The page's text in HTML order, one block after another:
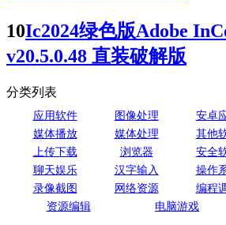
10Ic2024绿色版Adobe
v20.5.0.48 直装破解版
分类列表
应用软件 图像处理 安卓
媒体播放
媒体处理 其他
上传下载
浏览器 安全
聊天娱乐
汉字输入 操作
录像截图
网络资源 编程
资源编辑
电脑游戏